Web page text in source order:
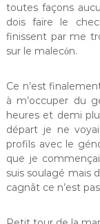
toutes façons
dois faire le
finissent par me
sur le malecόn.
Ce n’est
à m’occuper du
heures et demi
départ je ne
profils avec le
que je
suis soulagé mais
cagnât ce n’est